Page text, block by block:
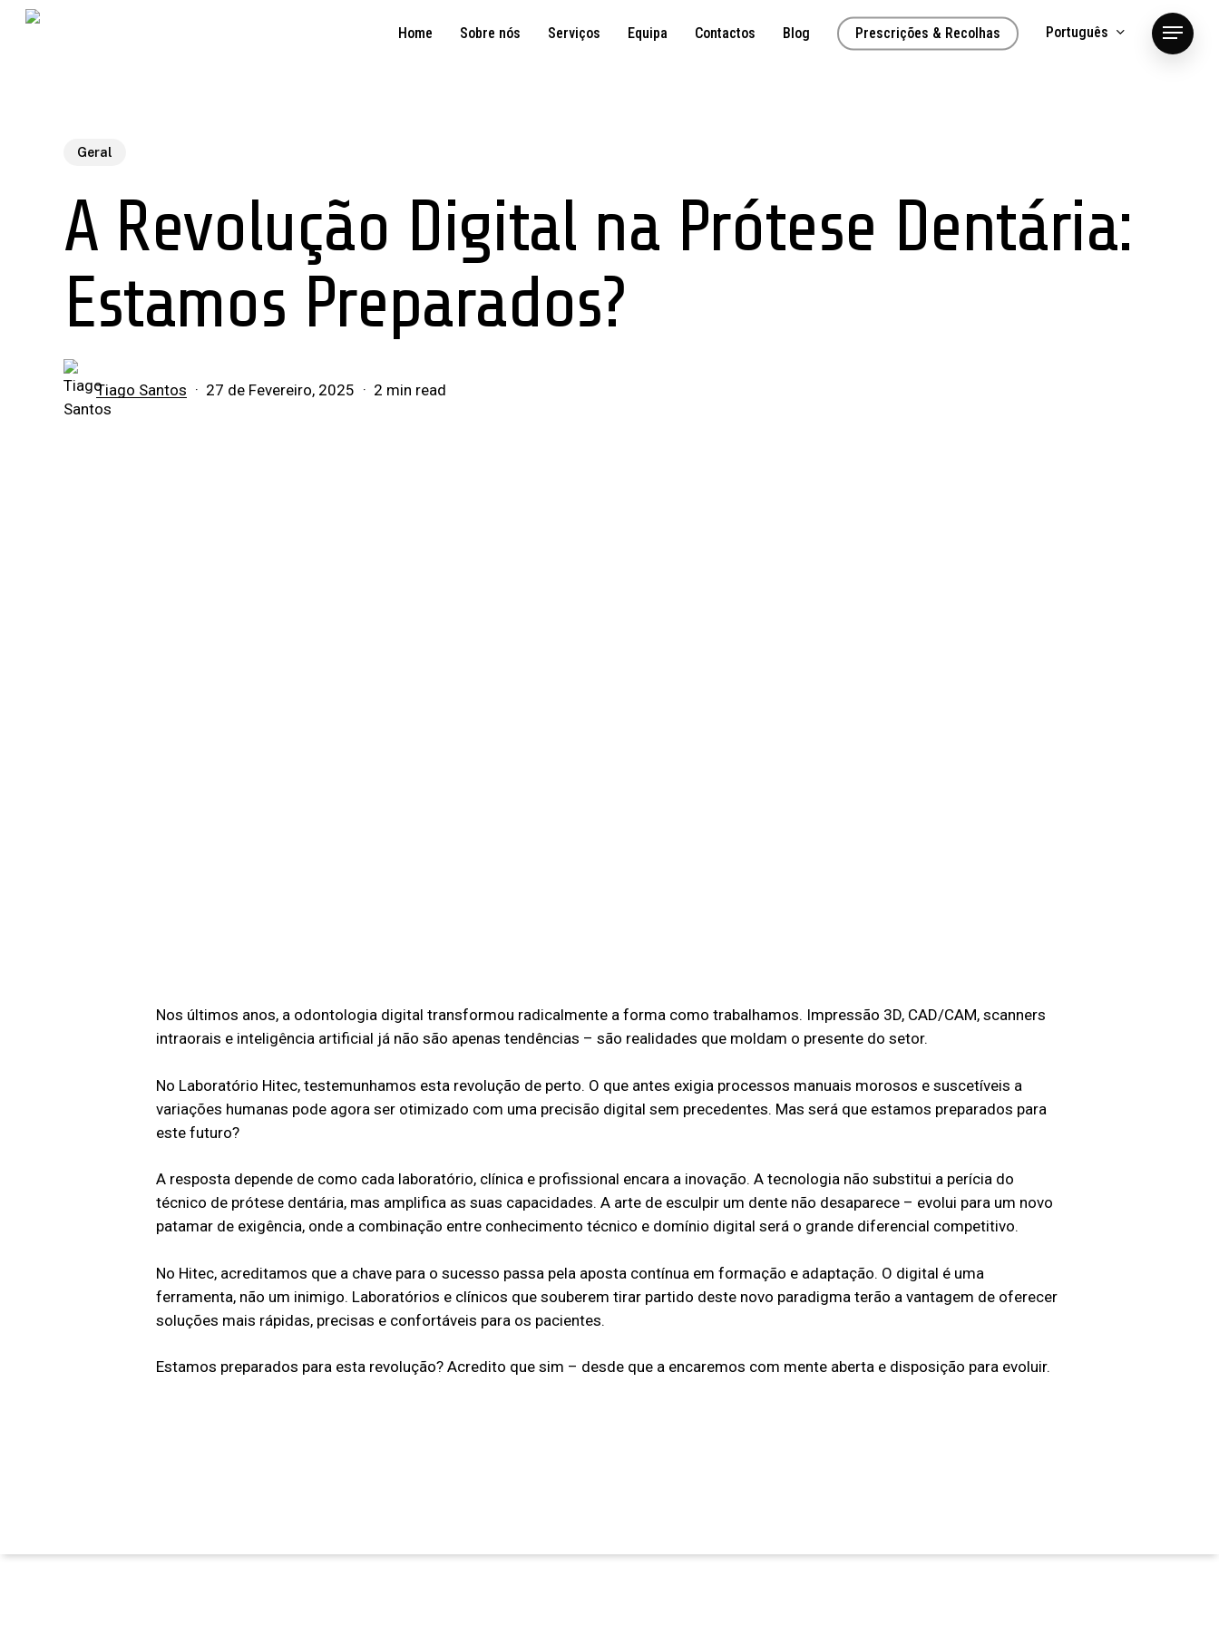
Skip
Home Sobre nós Serviços Equipa Contactos Blog Prescrições & Recolhas Português Menu
Geral
A Revolução Digital na Prótese Dentária:
Estamos Preparados?
Tiago Santos 27 de Fevereiro, 2025 2 min read
Nos últimos anos, a odontologia digital transformou radicalmente a forma como trabalhamos. Impressão 3D, CAD/CAM, scanners
intraorais e inteligência artificial já não são apenas tendências – são realidades que moldam o presente do setor.
No Laboratório Hitec, testemunhamos esta revolução de perto. O que antes exigia processos manuais morosos e suscetíveis a
variações humanas pode agora ser otimizado com uma precisão digital sem precedentes. Mas será que estamos preparados para
este futuro?
A resposta depende de como cada laboratório, clínica e profissional encara a inovação. A tecnologia não substitui a perícia do
técnico de prótese dentária, mas amplifica as suas capacidades. A arte de esculpir um dente não desaparece – evolui para um novo
patamar de exigência, onde a combinação entre conhecimento técnico e domínio digital será o grande diferencial competitivo.
No Hitec, acreditamos que a chave para o sucesso passa pela aposta contínua em formação e adaptação. O digital é uma
ferramenta, não um inimigo. Laboratórios e clínicos que souberem tirar partido deste novo paradigma terão a vantagem de oferecer
soluções mais rápidas, precisas e confortáveis para os pacientes.
Estamos preparados para esta revolução? Acredito que sim – desde que a encaremos com mente aberta e disposição para evoluir.